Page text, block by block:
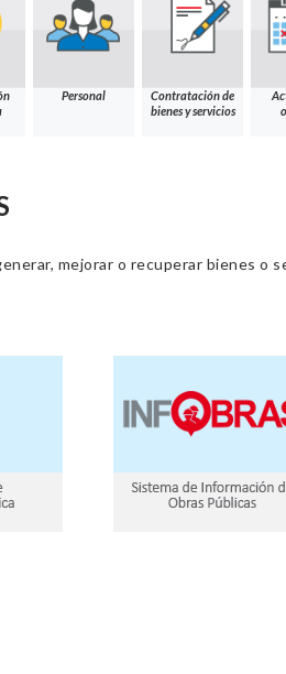
Personal
Contratación de
bienes y servicios
mejorar o recuperar bienes o